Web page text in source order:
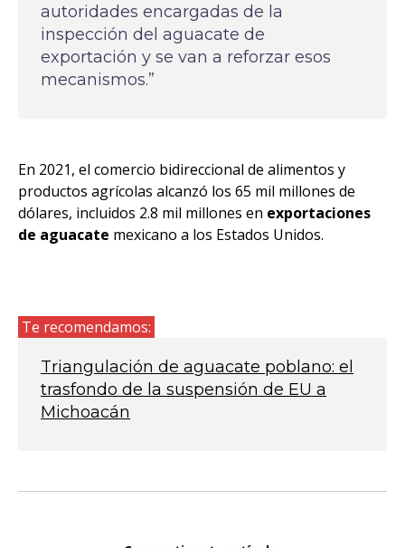
autoridades encargadas de la
inspección del aguacate de
exportación y se van a reforzar esos
mecanismos.”
En 2021, el comercio bidireccional de alimentos y
productos agrícolas alcanzó los 65 mil millones de
dólares, incluidos 2.8 mil millones en exportaciones
de aguacate mexicano a los Estados Unidos.
Te recomendamos:
Triangulación de aguacate poblano: el
trasfondo de la suspensión de EU a
Michoacán